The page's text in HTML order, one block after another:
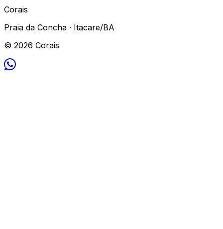
Corais
Praia da Concha · Itacare/BA
© 2026 Corais